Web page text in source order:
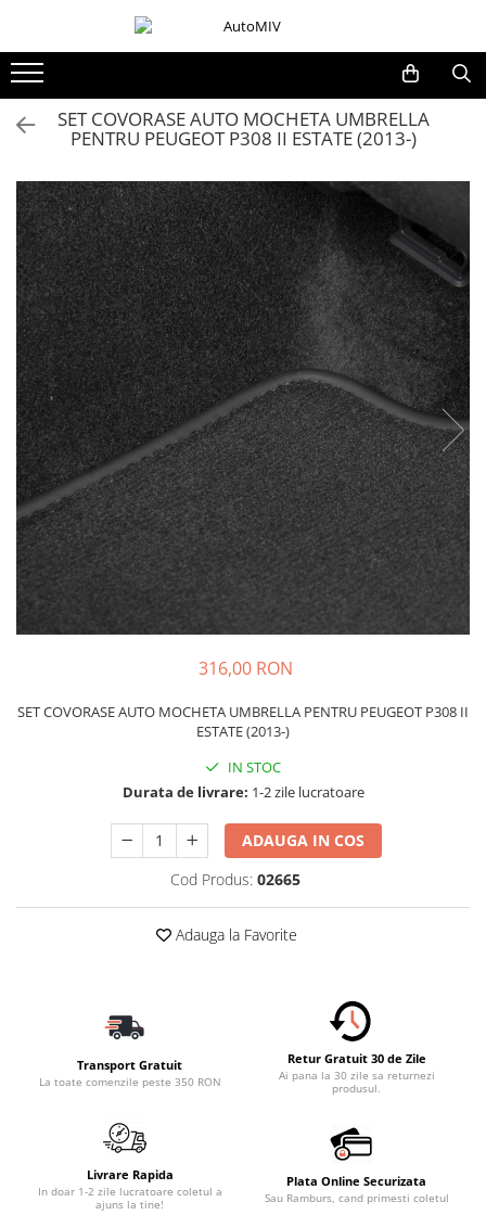
Oferta Saptamanii
Butoane
Bloc Lumini
Butoane Reglare Oglinzi
Seturi Butoane
Butoane Blocare/Deblocare
Buton Frana
Buton Clapeta Rezervor
Buton Portbagaj
Alte Butoane/Comutatoare
Butoane Semnalizare
Schimbatoare Viteze
Accesorii Auto
Accesorii Auto Exterior
Husa Auto / Prelata Auto
Paravanturi Auto / Deflectoare Aer
Inchidere Centralizata
Tavite Portbagaj Dedicate
Covorase Auto/ Presuri Auto
Accesorii Siguranta Auto
Incarcatoare Auto
Accesorii pentru Roti si Anvelope
Husa Anvelope
Organizatoare Auto
Iluminat Auto
Semnalizari
SET COVORASE AUTO MOCHETA UMBRELLA
PENTRU PEUGEOT P308 II ESTATE (2013-)
316,00 RON
SET COVORASE AUTO MOCHETA UMBRELLA PENTRU PEUGEOT P308 II
ESTATE (2013-)
IN STOC
Durata de livrare: 1-2 zile lucratoare
ADAUGA IN COS
Cod Produs: 02665
Adauga la Favorite
Transport Gratuit
La toate comenzile peste 350 RON
Retur Gratuit 30 de Zile
Ai pana la 30 zile sa returnezi
produsul.
Livrare Rapida
In doar 1-2 zile lucratoare coletul a
ajuns la tine!
Plata Online Securizata
Sau Ramburs, cand primesti coletul